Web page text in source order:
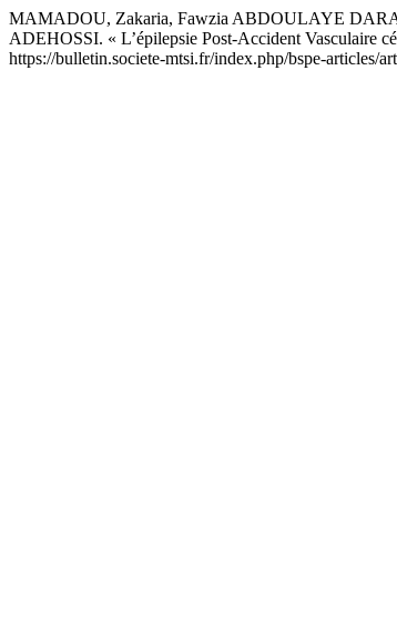
MAMADOU, Zakaria, Fawzia ABDOULAYE
ADEHOSSI. « L’épilepsie Post-Accident Vasculaire
https://bulletin.societe-mtsi.fr/index.php/bspe-articles/